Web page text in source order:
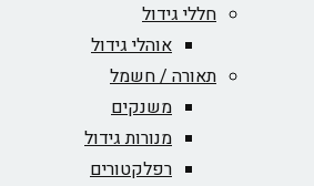
חללי גידול
אוהלי גידול
תאורה / חשמל
משנקים
מנורות גידול
רפלקטורים